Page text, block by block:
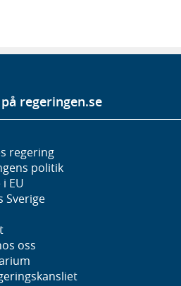
regeringen.se
regering
politik
EU
Sverige
oss